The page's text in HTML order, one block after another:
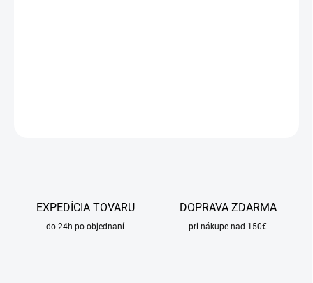
EXPEDÍCIA TOVARU
do 24h po objednaní
DOPRAVA ZDARMA
pri nákupe nad 150€